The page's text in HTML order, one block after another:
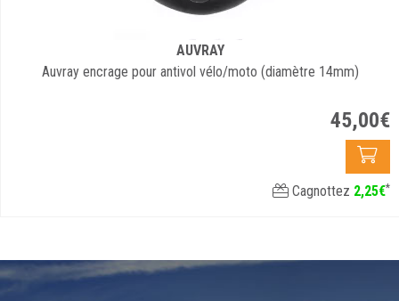
AUVRAY
Auvray encrage pour antivol vélo/moto (diamètre 14mm)
45,00€
Cagnottez 2,25€*